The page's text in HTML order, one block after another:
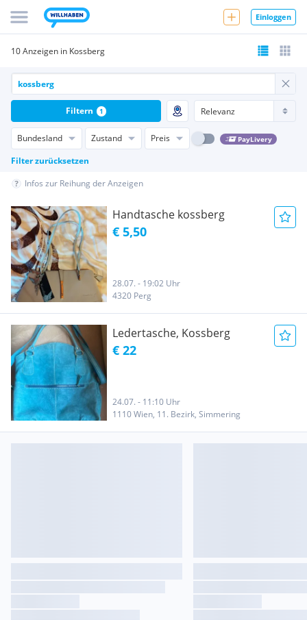
Einloggen
10 Anzeigen in Kossberg
Bundesland Zustand Preis PayLivery
Filter zurücksetzen
Filtern 1
Infos zur Reihung der Anzeigen
Handtasche kossberg
€ 5,50
28.07. - 19:02 Uhr
4320 Perg
Ledertasche, Kossberg
€ 22
24.07. - 11:10 Uhr
1110 Wien, 11. Bezirk, Simmering